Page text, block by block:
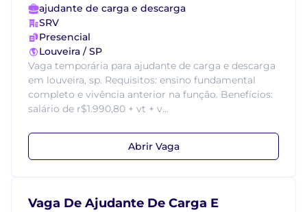
ajudante de carga e descarga
SRV
Presencial
Louveira / SP
Vaga temporária para ajudante de carga e descarga
em louveira, sp. Requisitos: ensino fundamental
completo e vivência anterior na função. Benefícios:
salário de r$1.990,80 + vt + v...
Abrir Vaga
Vaga De Ajudante De Carga E